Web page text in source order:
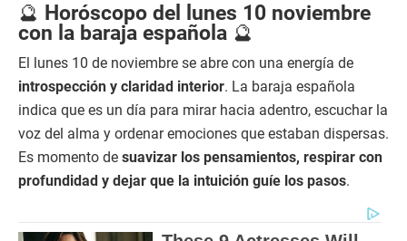
🔮 Horóscopo del lunes 10 noviembre
con la baraja española 🔮
El lunes 10 de noviembre se abre con una energía de
introspección y claridad interior. La baraja española
indica que es un día para mirar hacia adentro, escuchar la
voz del alma y ordenar emociones que estaban dispersas.
Es momento de suavizar los pensamientos, respirar con
profundidad y dejar que la intuición guíe los pasos.